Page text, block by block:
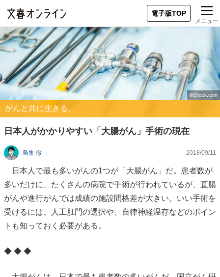
電子版TOP
メニュー
がんと共に生きる。
日本人がかかりやすい「大腸がん」手術の現在
鳥集 徹 2018/09/11
日本人で最も多いがんの1つが「大腸がん」だ。患者数が
多いだけに、たくさんの病院で手術が行われているが、直腸
がんや進行がんでは成績の施設間格差が大きい。いい手術を
受けるには、人工肛門の選択や、自律神経温存などのポイン
トも知っておく必要がある。
◆ ◆ ◆